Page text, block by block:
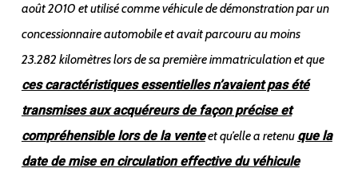
août 2010 et utilisé comme véhicule de démonstration par un
concessionnaire automobile et avait parcouru au moins
23.282 kilomètres lors de sa première immatriculation et que
ces caractéristiques essentielles n’avaient pas été
transmises aux acquéreurs de façon précise et
compréhensible lors de la venteet qu’elle a retenu que la
date de mise en circulation effective du véhicule